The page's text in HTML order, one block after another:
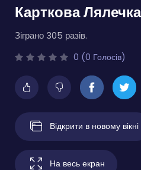
Карткова
Зіграно 305 разів.
0 (0 Голосів)
Відкрити в новому вікні
На весь екран